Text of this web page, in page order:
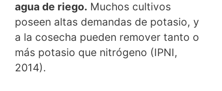
agua de riego. Muchos cultivos
poseen altas demandas de potasio, y
a la cosecha pueden remover tanto o
más potasio que nitrógeno (IPNI,
2014).